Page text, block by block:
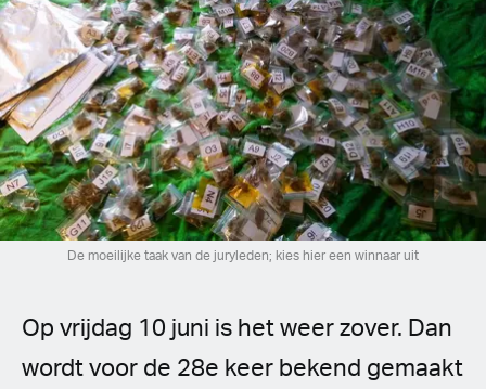
Spanish (Spain)
Spanish (Latin America)
German
French
Italian
Czech
Polish
De moeilijke taak van de juryleden; kies hier een winnaar uit
Op vrijdag 10 juni is het weer zover. Dan
wordt voor de 28e keer bekend gemaakt